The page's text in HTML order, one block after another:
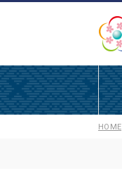
HOME